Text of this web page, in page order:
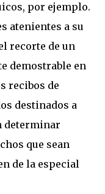
por ejemplo.
atenientes a su
recorte de un
demostrable en
recibos de
destinados a
determinar
que sean
de la especial